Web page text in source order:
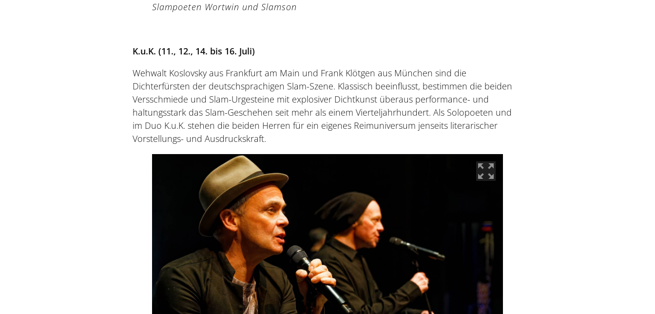
Slampoeten Wortwin und Slamson
K.u.K. (11., 12., 14. bis 16. Juli)
Wehwalt Koslovsky aus Frankfurt am Main und Frank Klötgen aus München sind die
Dichterfürsten der deutschsprachigen Slam-Szene. Klassisch beeinflusst, bestimmen die beiden
Versschmiede und Slam-Urgesteine mit explosiver Dichtkunst überaus performance- und
haltungsstark das Slam-Geschehen seit mehr als einem Vierteljahrhundert. Als Solopoeten und
im Duo K.u.K. stehen die beiden Herren für ein eigenes Reimuniversum jenseits literarischer
Vorstellungs- und Ausdruckskraft.